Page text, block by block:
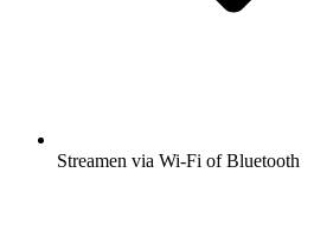
Streamen via Wi-Fi of Bluetooth